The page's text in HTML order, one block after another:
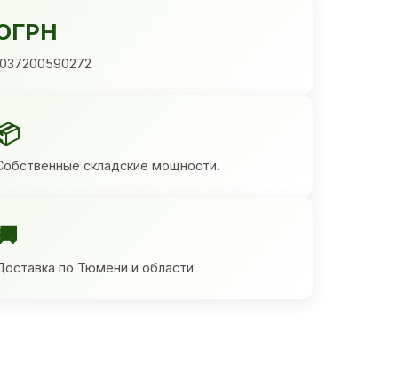
складские мощности.
по Тюмени и области